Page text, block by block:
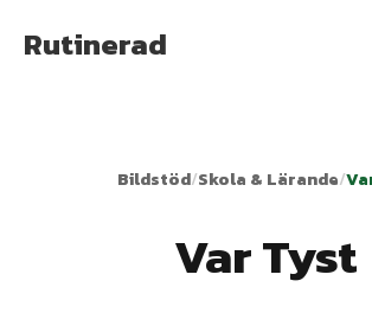
Rutinerad
Bildstöd/Skola & Lärande/
Var Tyst